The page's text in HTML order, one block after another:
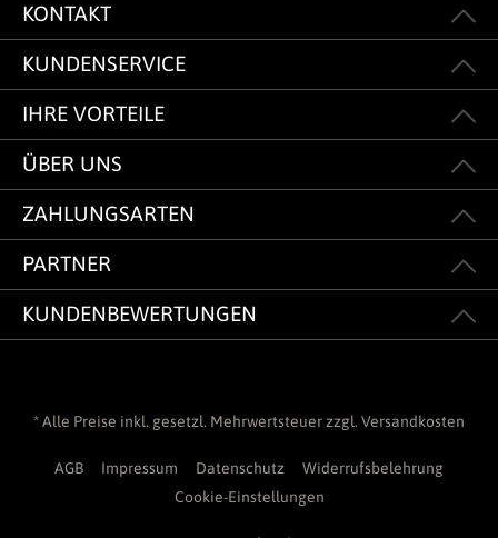
KONTAKT
KUNDENSERVICE
IHRE VORTEILE
ÜBER UNS
ZAHLUNGSARTEN
PARTNER
KUNDENBEWERTUNGEN
* Alle Preise inkl. gesetzl. Mehrwertsteuer zzgl. Versandkosten
AGB Impressum Datenschutz
Widerrufsbelehrung
Cookie-Einstellungen